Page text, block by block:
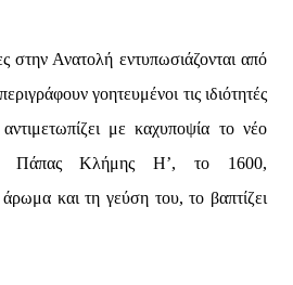
στην Ανατολή εντυπωσιάζονται από
γοητευμένοι τις ιδιότητές
με καχυποψία το νέο
Πάπας Κλήμης Η’, το 1600,
και τη γεύση του, το βαπτίζει